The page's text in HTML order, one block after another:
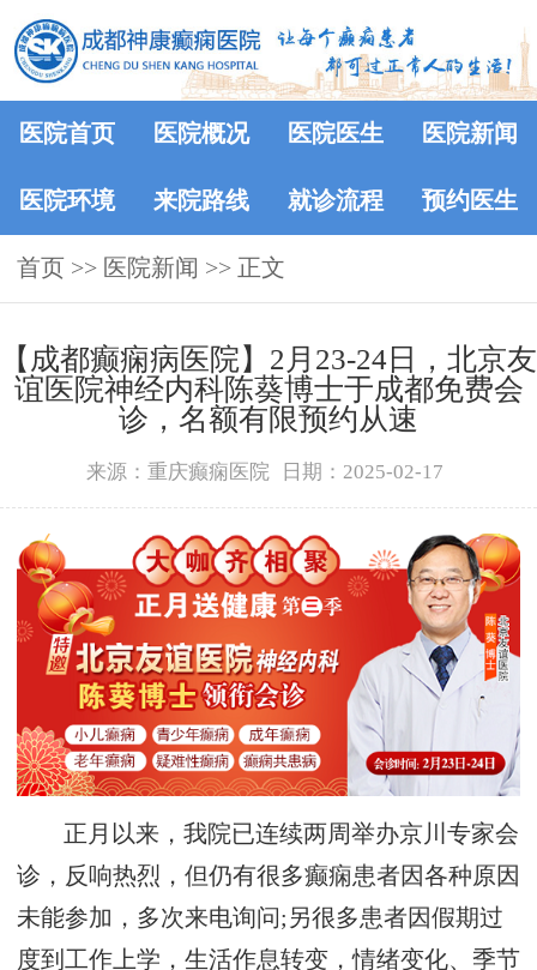
医院首页 医院概况 医院医生 医院新闻
医院环境 来院路线 就诊流程 预约医生
首页 >> 医院新闻 >> 正文
【成都癫痫病医院】2月23-24日，北京友
谊医院神经内科陈葵博士于成都免费会
诊，名额有限预约从速
来源：重庆癫痫医院 日期：2025-02-17
正月以来，我院已连续两周举办京川专家会
诊，反响热烈，但仍有很多癫痫患者因各种原因
未能参加，多次来电询问;另很多患者因假期过
度到工作上学，生活作息转变，情绪变化、季节